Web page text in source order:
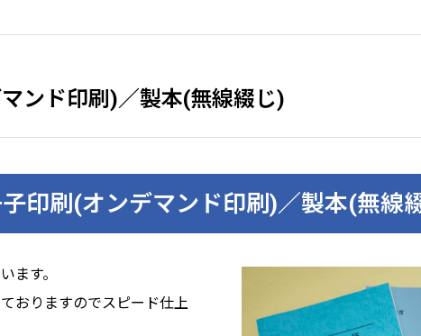
ンド印刷)／製本(無線綴じ)
印刷(オンデマンド印刷)／製本(無線
ます。
おりますのでスピード仕上